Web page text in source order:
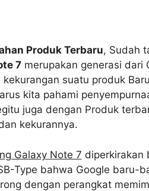
Produk Terbaru, Sudah
7 merupakan generasi dari
suatu produk
kita pahami
juga dengan Produk
kekurannya.
Galaxy Note 7 diperkirakan
Type bahwa Google baru-
dengan perangkat